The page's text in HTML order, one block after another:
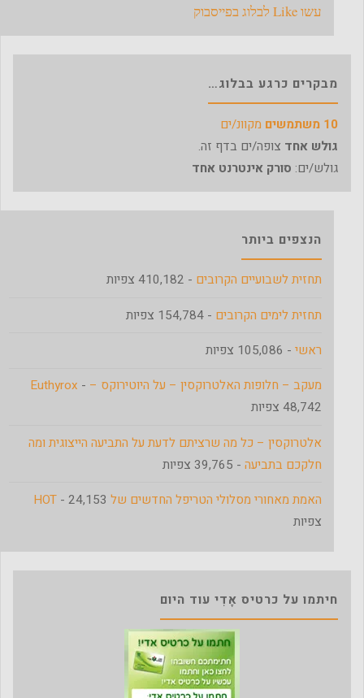
עשו Like לבלוג בפייסבוק
מבקרים כרגע בבלוג…
10 משתמשים
מקוונ/ים
גולש אחד צופה/ים בדף זה.
גולש/ים: סורק אינטרנט אחד
הנצפים ביותר
תחזית לשבועיים הקרובים - 410,182 צפיות
תחזית לימים הקרובים - 154,784 צפיות
ראשי - 105,086 צפיות
מעקב – חלופות האלטרוקסין – על היוטירוקס – Euthyrox -
48,742 צפיות
אלטרוקסין – כל מה שרציתם לדעת על התביעה הייצוגית ומה
חלקכם בתביעה - 39,765 צפיות
האמת מאחורי מסלולי הטריפל החדשים של HOT - 24,153
צפיות
חיתמו על כרטיס אָדִי עוד היום